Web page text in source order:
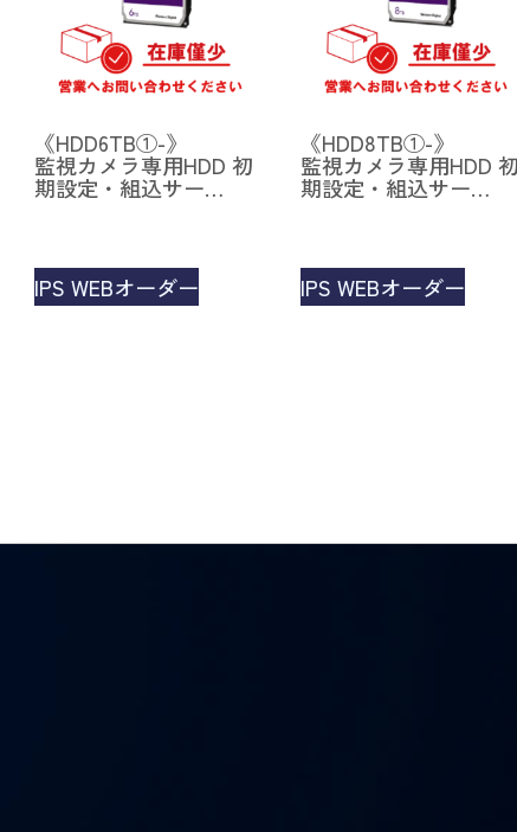
《HDD6TB①-》
監視カメラ専用HDD 初
期設定・組込サー…
IPS WEBオーダー
《HDD8TB①-》
監視カメラ専用HDD
期設定・組込サー…
IPS WEBオーダー